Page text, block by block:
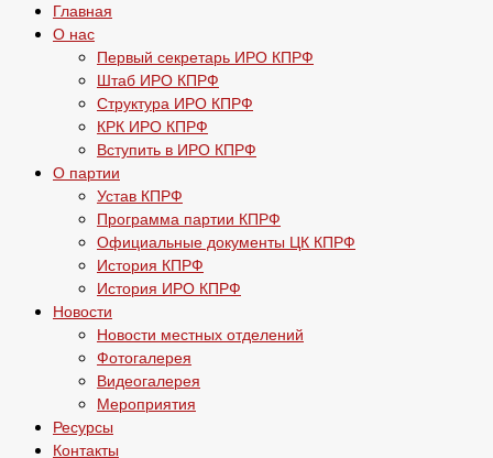
Главная
О нас
Первый секретарь ИРО КПРФ
Штаб ИРО КПРФ
Структура ИРО КПРФ
КРК ИРО КПРФ
Вступить в ИРО КПРФ
О партии
Устав КПРФ
Программа партии КПРФ
Официальные документы ЦК КПРФ
История КПРФ
История ИРО КПРФ
Новости
Новости местных отделений
Фотогалерея
Видеогалерея
Мероприятия
Ресурсы
Контакты